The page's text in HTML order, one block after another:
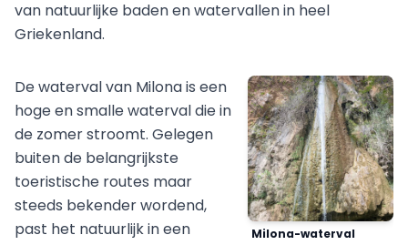
van natuurlijke baden en watervallen in heel
Griekenland.
Milona-waterval
De waterval van Milona is een
hoge en smalle waterval die in
de zomer stroomt. Gelegen
buiten de belangrijkste
toeristische routes maar
steeds bekender wordend,
past het natuurlijk in een